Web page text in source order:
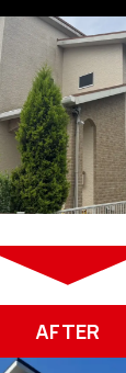
AFTER